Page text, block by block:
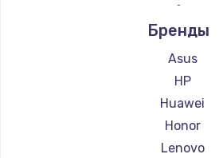
Ремонт ноутбуков
Ремонт ноутбуков
Ремонт ноутбуков
Ремонт ноутбуков
Ремонт ноутбуков
Ремонт ноутбуков
Ремонт ноутбуков
Бренды
Asus
HP
Huawei
Honor
Lenovo